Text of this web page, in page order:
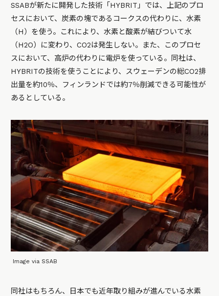
SSABが新たに開発した技術「HYBRIT」では、上記のプロ
セスにおいて、炭素の塊であるコークスの代わりに、水素
（H）を使う。これにより、水素と酸素が結びついて水
（H2O）に変わり、CO2は発生しない。また、このプロセ
スにおいて、高炉の代わりに電炉を使っている。同社は、
HYBRITの技術を使うことにより、スウェーデンの総CO2排
出量を約10％、フィンランドでは約7％削減できる可能性が
あるとしている。
Image via SSAB
同社はもちろん、日本でも近年取り組みが進んでいる水素